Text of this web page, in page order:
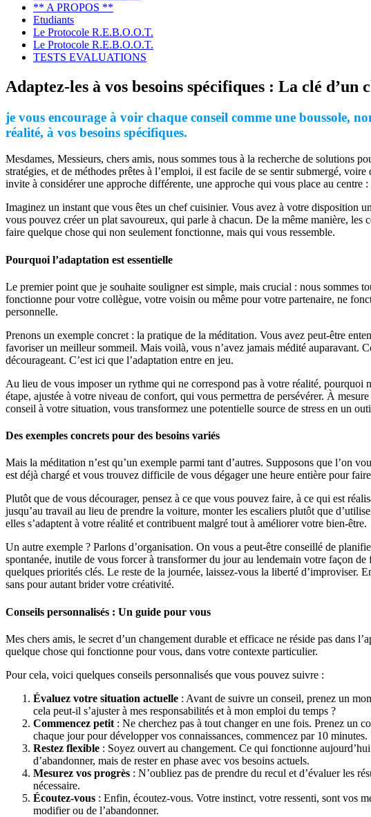
** A PROPOS **
Etudiants
Le Protocole R.E.B.O.O.T.
Le Protocole R.E.B.O.O.T.
TESTS EVALUATIONS
Adaptez-les à vos besoins spécifiques : La clé d’un
je vous encourage à voir chaque conseil comme une boussole,
réalité, à vos besoins spécifiques.
Mesdames, Messieurs, chers amis, nous sommes tous à la recherche de solutions
stratégies, et de méthodes prêtes à l’emploi, il est facile de se sentir submergé,
invite à considérer une approche différente, une approche qui vous place au centre
Imaginez un instant que vous êtes un chef cuisinier. Vous avez à votre disposition
vous pouvez créer un plat savoureux, qui parle à chacun. De la même manière, les
faire quelque chose qui non seulement fonctionne, mais qui vous ressemble.
Pourquoi l’adaptation est essentielle
Le premier point que je souhaite souligner est simple, mais crucial : nous sommes
fonctionne pour votre collègue, votre voisin ou même pour votre partenaire, ne
personnelle.
Prenons un exemple concret : la pratique de la méditation. Vous avez peut-être
favoriser un meilleur sommeil. Mais voilà, vous n’avez jamais médité auparavant.
décourageant. C’est ici que l’adaptation entre en jeu.
Au lieu de vous imposer un rythme qui ne correspond pas à votre réalité, pourquoi
étape, ajustée à votre niveau de confort, qui vous permettra de persévérer. À
conseil à votre situation, vous transformez une potentielle source de stress en un
Des exemples concrets pour des besoins variés
Mais la méditation n’est qu’un exemple parmi tant d’autres. Supposons que l’on
est déjà chargé et vous trouvez difficile de vous dégager une heure entière pour
Plutôt que de vous décourager, pensez à ce que vous pouvez faire, à ce qui est
jusqu’au travail au lieu de prendre la voiture, monter les escaliers plutôt que
elles s’adaptent à votre réalité et contribuent malgré tout à améliorer votre bien-être.
Un autre exemple ? Parlons d’organisation. On vous a peut-être conseillé de
spontanée, inutile de vous forcer à transformer du jour au lendemain votre façon
quelques priorités clés. Le reste de la journée, laissez-vous la liberté
sans pour autant brider votre créativité.
Conseils personnalisés : Un guide pour vous
Mes chers amis, le secret d’un changement durable et efficace ne réside pas dans
quelque chose qui fonctionne pour vous, dans votre contexte particulier.
Pour cela, voici quelques conseils personnalisés que vous pouvez suivre :
Évaluez votre situation actuelle : Avant de suivre un conseil, prenez un
cela peut-il s’ajuster à mes responsabilités et à mon emploi du temps ?
Commencez petit : Ne cherchez pas à tout changer en une fois. Prenez un
chaque jour pour développer vos connaissances, commencez par 10
Restez flexible : Soyez ouvert au changement. Ce qui fonctionne
d’abandonner, mais de rester en phase avec vos besoins actuels.
Mesurez vos progrès : N’oubliez pas de prendre du recul et d’évaluer les
nécessaire.
Écoutez-vous : Enfin, écoutez-vous. Votre instinct, votre ressenti, sont vos
modifier ou de l’abandonner.